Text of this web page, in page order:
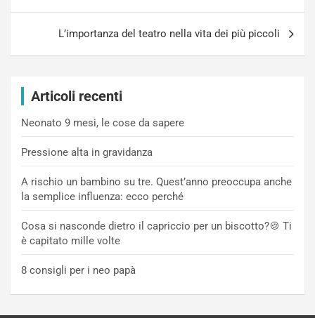
L’importanza del teatro nella vita dei più piccoli
Articoli recenti
Neonato 9 mesi, le cose da sapere
Pressione alta in gravidanza
A rischio un bambino su tre. Quest’anno preoccupa anche
la semplice influenza: ecco perché
Cosa si nasconde dietro il capriccio per un biscotto?🍪 Ti
è capitato mille volte
8 consigli per i neo papà